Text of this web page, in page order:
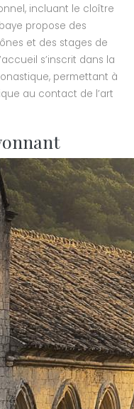
incluant le cloître
propose des
et des stages de
s’inscrit dans la
permettant à
au contact de l’art